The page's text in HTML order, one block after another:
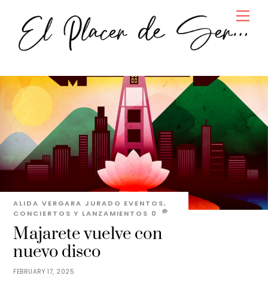
content
FEBRUARY 17, 2025
Majarete vuelve con
nuevo disco
ALIDA VERGARA JURADO EVENTOS,
CONCIERTOS Y LANZAMIENTOS 0